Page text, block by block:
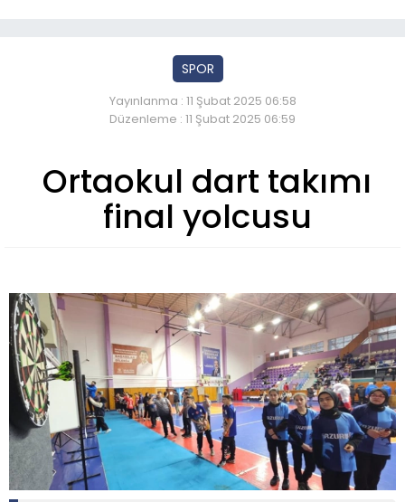
SPOR
Yayınlanma : 11 Şubat 2025 06:58
Düzenleme : 11 Şubat 2025 06:59
Ortaokul dart takımı
final yolcusu